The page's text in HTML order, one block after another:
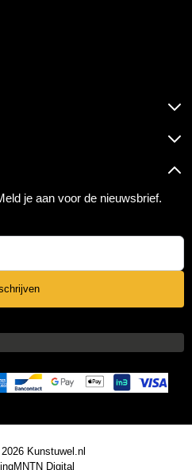
je aan voor de nieuwsbrief.
Kunstuwel.nl
MNTN Digital